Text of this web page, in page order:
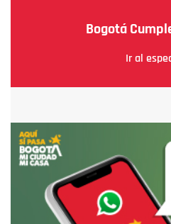
Bogotá
Ir al